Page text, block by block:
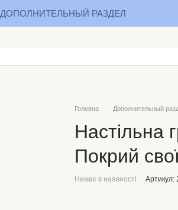
ДОПОЛНИТЕЛЬНЫЙ РАЗДЕЛ
Головна Дополнительный
Настільна
Покрий
Немає в наявності Артикул: